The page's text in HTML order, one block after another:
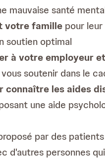
mauvaise santé
votre famille pour
soutien optimal
à votre employeur
soutenir dans le
connaître les aides
une aide
par des
d'autres personnes